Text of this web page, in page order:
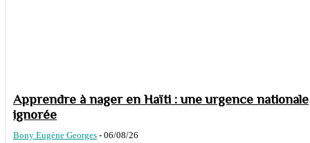
Apprendre à nager en Haïti : une urgence nationale
ignorée
Bony Eugène Georges - 06/08/26